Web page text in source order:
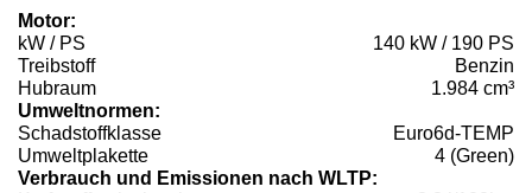
Motor:
kW / PS
140 kW / 190 PS
Treibstoff
Benzin
Hubraum
1.984 cm³
Umweltnormen:
Schadstoffklasse
Euro6d-TEMP
Umweltplakette
4 (Green)
Verbrauch und Emissionen nach WLTP: